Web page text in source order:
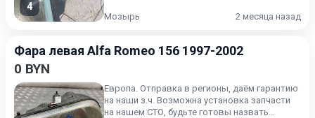
4
Мозырь 2 месяца назад
Фара левая Alfa Romeo 156 1997-2002
0 BYN
Европа. Отправка в регионы, даём гарантию
на наши з.ч. Возможна установка запчасти
на нашем СТО, будьте готовы назвать